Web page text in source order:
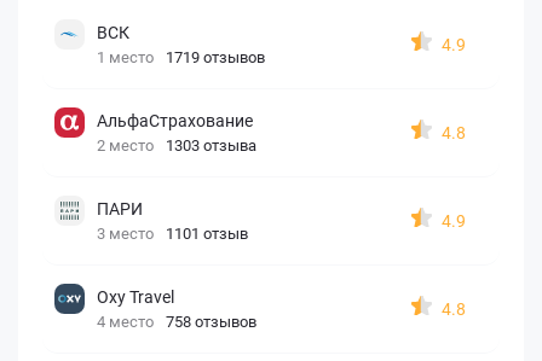
ВСК
1 место 1719 отзывов
4.9
АльфаСтрахование
2 место 1303 отзыва
4.8
ПАРИ
3 место 1101 отзыв
4.9
Oxy Travel
4 место 758 отзывов
4.8